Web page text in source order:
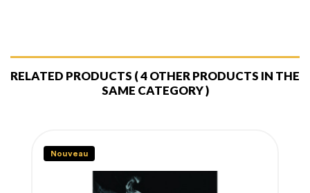
RELATED PRODUCTS ( 4 OTHER PRODUCTS IN THE
SAME CATEGORY )
Nouveau